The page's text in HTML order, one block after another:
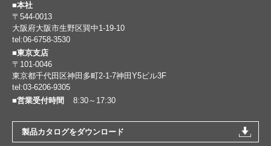
■本社
〒544-0013
大阪府大阪市生野区巽中1-19-10
tel:06-6758-3530
■東京支店
〒101-0046
東京都千代田区神田多町2-1-7神田Y5ビル3F
tel:03-6206-9305
■営業受付時間
8:30～17:30
製品カタログをダウンロード